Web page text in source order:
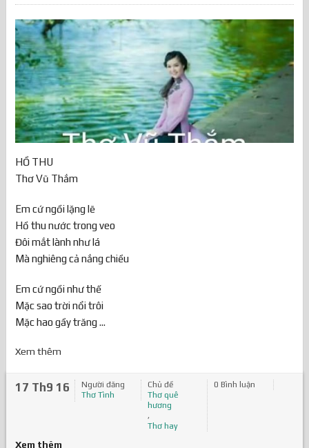
HỒ THU
Thơ Vũ Thắm
Em cứ ngồi lặng lẽ
Hồ thu nước trong veo
Đôi mắt lành như lá
Mà nghiêng cả nắng chiều
Em cứ ngồi như thế
Mặc sao trời nổi trôi
Mặc hao gầy trăng ...
Xem thêm
17 Th9 16
Người đăng
Thơ Tình
Chủ đề
Thơ quê
hương
,
Thơ hay
0 Bình luận
Xem thêm